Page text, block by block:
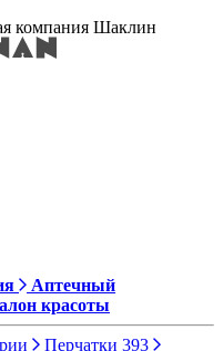
компания Шаклин
Аптечный
красоты
Перчатки 393